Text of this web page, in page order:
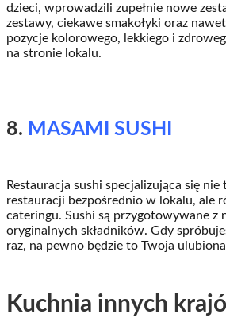
dzieci, wprowadzili zupełnie nowe
zestawy, ciekawe smakołyki oraz
pozycje kolorowego, lekkiego i
na stronie lokalu.
8. MASAMI SUSHI
Restauracja sushi specjalizująca się
restauracji bezpośrednio w lokalu, ale
cateringu. Sushi są przygotowywane z
oryginalnych składników. Gdy
raz, na pewno będzie to Twoja
Kuchnia innych